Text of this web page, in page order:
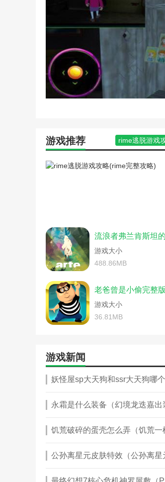
泰迪
无限
仙命决
寻秦
游戏
游戏
游戏
诛仙
庄园
传奇12
单机医
僵尸
恐怖城
恐怖学
恐怖
恐怖
恐怖
麦迪
奶奶恐
你是
热血
谁有
桅船谜
无限恐
陷阱逃
诛仙
罪恶都
白人节
单机游
恐怖废
游戏推荐 rime逃脱游戏
八宗罪恐怖游
可怕的奶奶
恐怖病毒游戏
口袋妖怪恐怖
猫咪恐怖游戏
奶奶恐怖游戏
情欲攻略游戏
谁有游戏割绳
手机游戏皇帝
手游白人节恐
手游恐怖护士
外星来客恐怖
无限恐怖单机
可怕的奶奶恐
恐怖城堡逃脱
恐怖姐妹vr游
恐怖学校手游
恐怖游戏猫馆
乐高星球大战
密室逃脱9车
魔弦传说游戏
游戏大小
488.86MB
老爸曾是小偷完整版
游戏大小
36.81MB
游戏新闻
永霜是什么装备（幻境龙迭嘉出